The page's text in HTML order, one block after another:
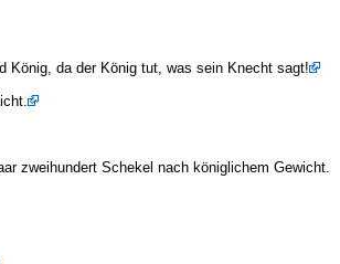
König, da der König tut, was sein Knecht sagt!
zweihundert Schekel nach königlichem Gewicht.